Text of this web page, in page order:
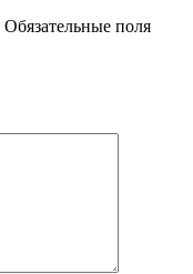
Обязательные поля